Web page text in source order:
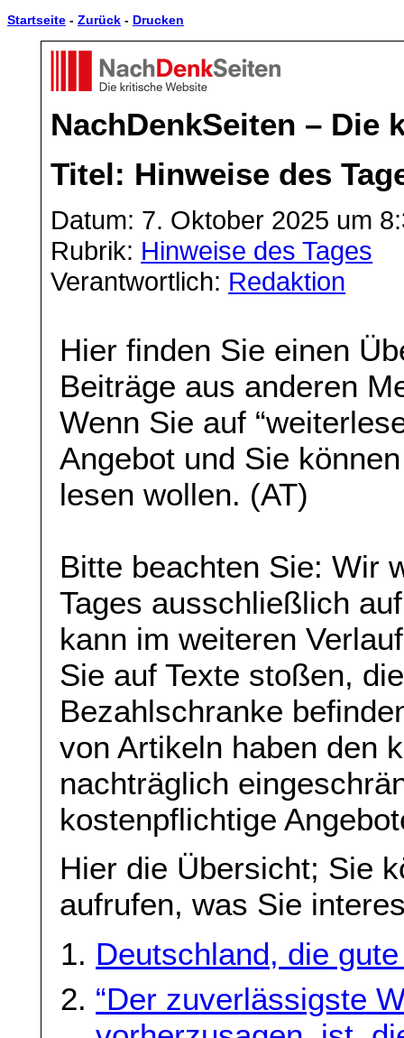
Startseite - Zurück - Drucken
NachDenkSeiten – Die
Titel: Hinweise des
Datum: 7. Oktober 2025 um
Rubrik: Hinweise des Tages
Verantwortlich: Redaktion
Hier finden Sie einen
Beiträge aus anderen
Wenn Sie auf
Angebot und Sie
lesen wollen. (AT)
Bitte beachten Sie: Wir
Tages ausschließlich
kann im weiteren
Sie auf Texte stoßen,
Bezahlschranke
von Artikeln haben den
nachträglich
kostenpflichtige
Hier die Übersicht; Sie
aufrufen, was Sie
Deutschland, die
“Der zuverlässigste